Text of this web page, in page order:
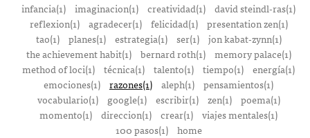
infancia(1) imaginacion(1) creatividad(1) david steindl-ras(1)
reflexion(1)
agradecer(1) felicidad(1)
presentation zen(1)
tao(1)
planes(1) estrategia(1) ser(1)
jon kabat-zynn(1)
the achievement habit(1)
bernard roth(1)
memory palace(1)
method of loci(1) técnica(1) talento(1) tiempo(1) energía(1)
emociones(1) razones(1) aleph(1) pensamientos(1)
vocabulario(1)
google(1) escribir(1) zen(1)
poema(1)
momento(1) direccion(1) crear(1) viajes mentales(1)
100 pasos(1)
home